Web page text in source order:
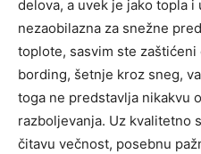
delova, a uvek je jako topla i
nezaobilazna za snežne
toplote, sasvim ste zaštićeni
bording, šetnje kroz sneg,
toga ne predstavlja nikakvu
razboljevanja. Uz kvalitetno
čitavu večnost, posebnu